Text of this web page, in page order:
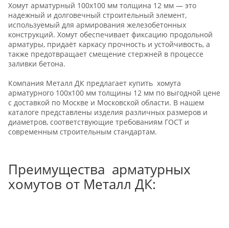
Хомут арматурный 100х100 мм толщина 12 мм — это
надежный и долговечный строительный элемент,
используемый для армирования железобетонных
конструкций. Хомут обеспечивает фиксацию продольной
арматуры, придаёт каркасу прочность и устойчивость, а
также предотвращает смещение стержней в процессе
заливки бетона.
Компания Металл ДК предлагает купить хомута
арматурного 100х100 мм толщины 12 мм по выгодной цене
с доставкой по Москве и Московской области. В нашем
каталоге представлены изделия различных размеров и
диаметров, соответствующие требованиям ГОСТ и
современным строительным стандартам.
Преимущества арматурных
хомутов от Металл ДК: